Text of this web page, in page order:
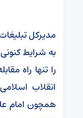
مدیرکل
به شرایط
را تنها راه
انقلاب
همچون امام